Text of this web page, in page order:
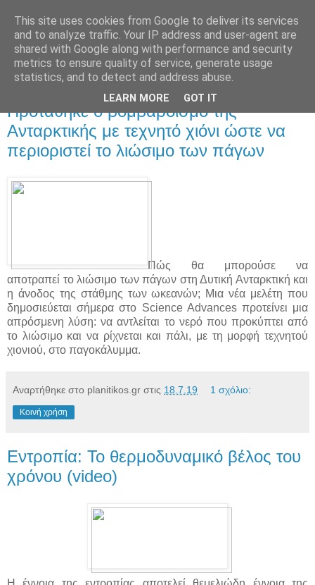
Προτάθηκε ο βομβαρδισμό της
Ανταρκτικής με τεχνητό χιόνι ώστε να
περιοριστεί το λιώσιμο των πάγων
Πώς θα μπορούσε να
αποτραπεί το λιώσιμο των πάγων στη Δυτική Ανταρκτική και
η άνοδος της στάθμης των ωκεανών; Μια νέα μελέτη που
δημοσιεύεται σήμερα στο Science Advances προτείνει μια
απρόσμενη λύση: να αντλείται το νερό που προκύπτει από
το λιώσιμο και να ρίχνεται και πάλι, με τη μορφή τεχνητού
χιονιού, στο παγοκάλυμμα.
Αναρτήθηκε στο planitikos.gr στις 18.7.19 1 σχόλιο:
Κοινή χρήση
Εντροπία: Το θερμοδυναμικό βέλος του
χρόνου (video)
This site uses cookies from Google to deliver its services
and to analyze traffic. Your IP address and user-agent are
shared with Google along with performance and security
metrics to ensure quality of service, generate usage
statistics, and to detect and address abuse.
LEARN MORE GOT IT